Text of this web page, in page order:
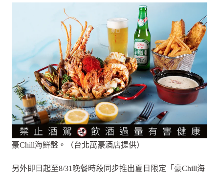
豪Chill海鮮盤。（台北萬豪酒店提供）
另外即日起至8/31晚餐時段同步推出夏日限定「豪Chill海